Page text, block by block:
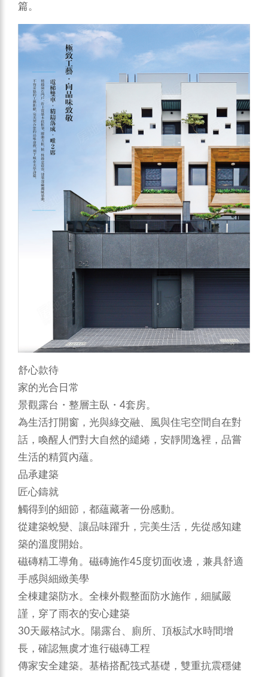
篇。
舒心款待
家的光合日常
景觀露台・整層主臥・4套房。
為生活打開窗，光與綠交融、風與住宅空間自在對
話，喚醒人們對大自然的繾綣，安靜閒逸裡，品嘗
生活的精質內蘊。
品承建築
匠心鑄就
觸得到的細節，都蘊藏著一份感動。
從建築蛻變、讓品味躍升，完美生活，先從感知建
築的溫度開始。
磁磚精工導角。磁磚施作45度切面收邊，兼具舒適
手感與細緻美學
全棟建築防水。全棟外觀整面防水施作，細膩嚴
謹，穿了雨衣的安心建築
30天嚴格試水。陽露台、廁所、頂板試水時間增
長，確認無虞才進行磁磚工程
傳家安全建築。基樁搭配筏式基礎，雙重抗震穩健